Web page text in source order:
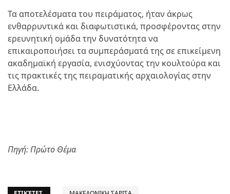
Τα αποτελέσματα του πειράματος, ήταν άκρως
ενθαρρυντικά και διαφωτιστικά, προσφέροντας στην
ερευνητική ομάδα την δυνατότητα να
επικαιροποιήσει τα συμπεράσματά της σε επικείμενη
ακαδημαϊκή εργασία, ενισχύοντας την κουλτούρα και
τις πρακτικές της πειραματικής αρχαιολογίας στην
Ελλάδα.
Πηγή: Πρώτο Θέμα